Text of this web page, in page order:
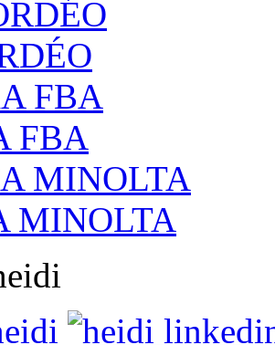
FBA
MINOLTA